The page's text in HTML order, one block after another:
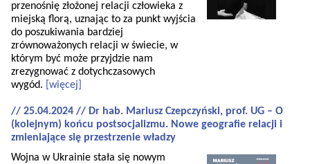
przenośnię złożonej relacji człowieka z
miejską florą, uznając to za punkt wyjścia
do poszukiwania bardziej
zrównoważonych relacji w świecie, w
którym być może przyjdzie nam
zrezygnować z dotychczasowych
wygód.
[więcej]
// 25.04.2024 // Dr hab. Mariusz Czepczyński, prof. UG – O
(kolejnym) końcu postsocjalizmu. Nowe geografie relacji i
zmieniające się przestrzenie władzy
Wojna w Ukrainie stała się nowym